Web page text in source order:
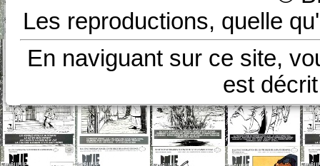
Les reproductions, quelle
En naviguant sur ce site,
est